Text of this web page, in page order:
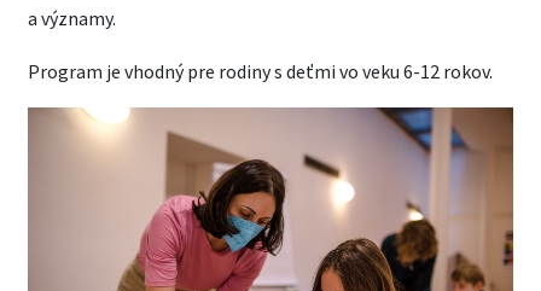
a významy.
Program je vhodný pre rodiny s deťmi vo veku 6-12 rokov.